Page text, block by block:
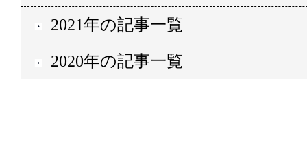
2021年の記事一覧
2020年の記事一覧